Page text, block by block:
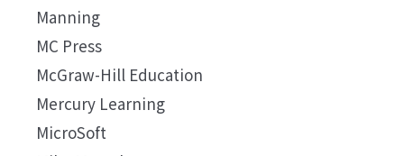
Manning
MC Press
McGraw-Hill Education
Mercury Learning
MicroSoft